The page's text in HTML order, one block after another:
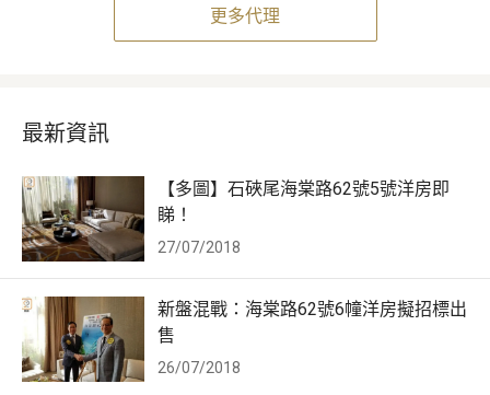
更多代理
最新資訊
【多圖】石硤尾海棠路62號5號洋房即
睇！
27/07/2018
新盤混戰：海棠路62號6幢洋房擬招標出
售
26/07/2018